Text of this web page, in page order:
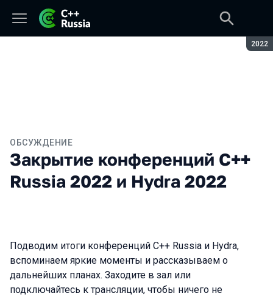
2022
ОБСУЖДЕНИЕ
Закрытие конференций C++
Russia 2022 и Hydra 2022
Подводим итоги конференций C++ Russia и Hydra,
вспоминаем яркие моменты и рассказываем о
дальнейших планах. Заходите в зал или
подключайтесь к трансляции, чтобы ничего не